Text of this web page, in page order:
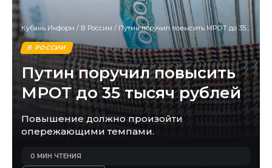
Кубань Информ / В России / Путин поручил повысить МРОТ до 35 тысяч рублей
В РОССИИ
Путин поручил повысить
МРОТ до 35 тысяч рублей
Повышение должно произойти
опережающими темпами.
0 МИН ЧТЕНИЯ